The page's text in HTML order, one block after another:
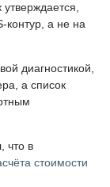
утверждается,
контур, а не на
диагностикой,
а список
что в
стоимости